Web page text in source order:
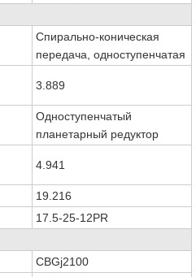
Спирально-коническая
передача, одноступенчатая
3.889
Одноступенчатый
планетарный редуктор
4.941
19.216
17.5-25-12PR
CBGj2100